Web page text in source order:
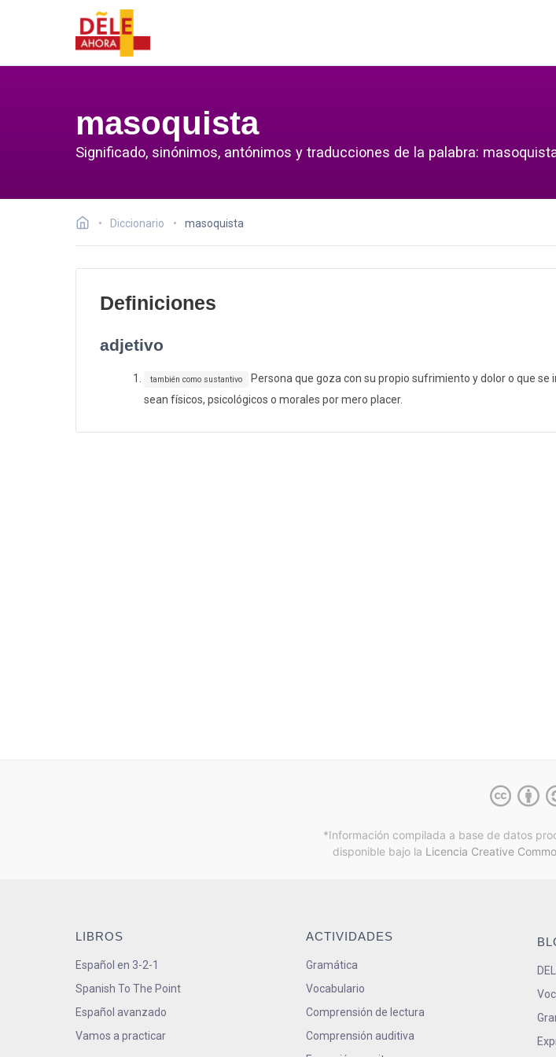
masoquista
Significado, sinónimos, antónimos y traducciones de la palabra:
Diccionario masoquista
Definiciones
adjetivo
también como sustantivo
Persona que goza con su propio sufrimiento y dolor o que se
sean físicos, psicológicos o morales por mero placer.
*Información compilada a base de datos
disponible bajo la Licencia Creative
LIBROS
Español en 3-2-1
Spanish To The Point
Español avanzado
Vamos a practicar
ACTIVIDADES
Gramática
Vocabulario
Comprensión de lectura
Comprensión auditiva